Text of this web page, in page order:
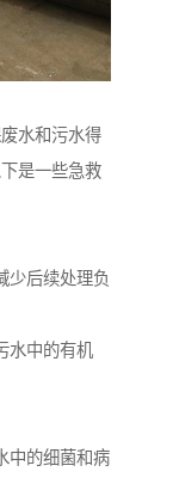
水和污水得
是一些急救
后续处理负
水中的有机
中的细菌和病